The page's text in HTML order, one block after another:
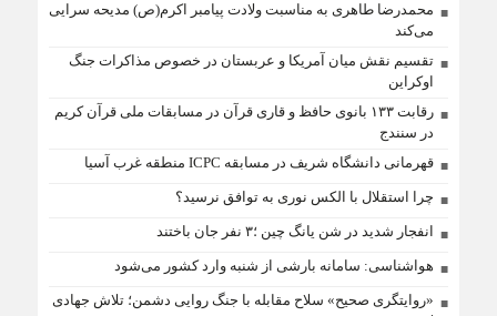
محمدرضا طاهری به مناسبت ولادت پیامبر اکرم(ص) مدیحه سرایی
می‌کند
تقسیم نقش میان آمریکا و عربستان در خصوص مذاکرات جنگ
اوکراین
رقابت ۱۳۳ بانوی حافظ و قاری قرآن در مسابقات ملی قرآن کریم
در سنندج
قهرمانی دانشگاه شریف در مسابقه ICPC منطقه غرب آسیا
چرا استقلال با الکس نوری به توافق نرسید؟
انفجار شدید در شن یانگ چین ؛۳ نفر جان باختند
هواشناسی: سامانه بارشی از شنبه وارد کشور می‌شود
«روایتگری صحیح» سلاح مقابله با جنگ روایی دشمن؛ تلاش جهادی